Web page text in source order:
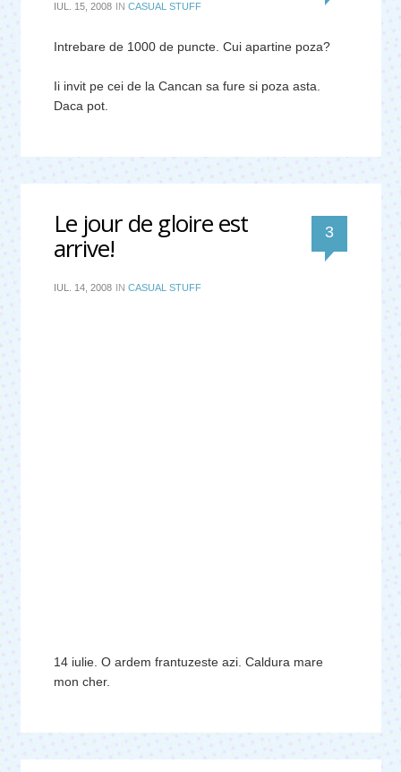
IUL. 15, 2008 IN CASUAL STUFF
Intrebare de 1000 de puncte. Cui apartine poza?
Ii invit pe cei de la Cancan sa fure si poza asta.
Daca pot.
Le jour de gloire est
arrive! 3
IUL. 14, 2008 IN CASUAL STUFF
14 iulie. O ardem frantuzeste azi. Caldura mare
mon cher.